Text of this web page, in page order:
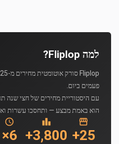
למה Fliplop?
פעמים ביום.
עם היסטוריית מחירים של חצי שנה
הוא באמת מבצע — ותחסכו עשרות
25+
3,800+
6×